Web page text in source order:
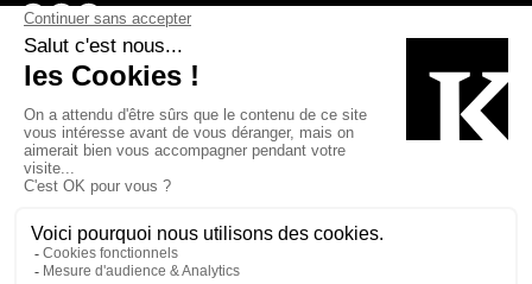
Page Facebook de Kollectif
Page Instagram de Kollectif
Page Linkedin de Kollectif
Bâtiment-Durable-Québec-1
Esquisses-1IRAC-1
MP-1 v2com-1